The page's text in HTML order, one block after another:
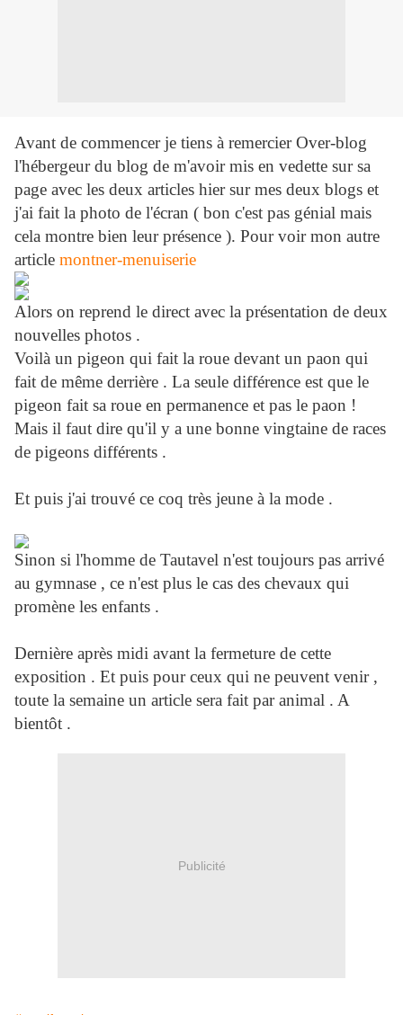
Avant de commencer je tiens à remercier Over-blog
l'hébergeur du blog de m'avoir mis en vedette sur sa
page avec les deux articles hier sur mes deux blogs et
j'ai fait la photo de l'écran ( bon c'est pas génial mais
cela montre bien leur présence ). Pour voir mon autre
article montner-menuiserie
Alors on reprend le direct avec la présentation de deux
nouvelles photos .
Voilà un pigeon qui fait la roue devant un paon qui
fait de même derrière . La seule différence est que le
pigeon fait sa roue en permanence et pas le paon !
Mais il faut dire qu'il y a une bonne vingtaine de races
de pigeons différents .
Et puis j'ai trouvé ce coq très jeune à la mode .
Sinon si l'homme de Tautavel n'est toujours pas arrivé
au gymnase , ce n'est plus le cas des chevaux qui
promène les enfants .
Dernière après midi avant la fermeture de cette
exposition . Et puis pour ceux qui ne peuvent venir ,
toute la semaine un article sera fait par animal . A
bientôt .
Publicité